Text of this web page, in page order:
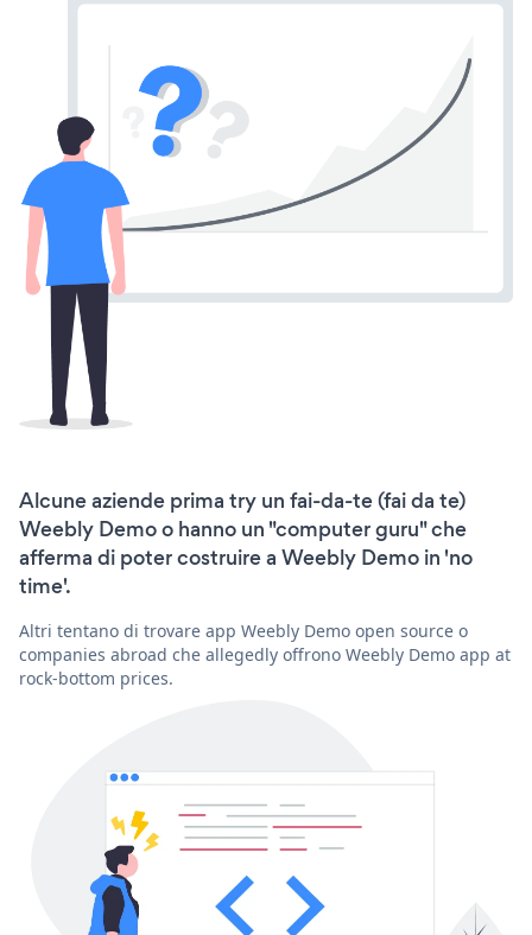
Alcune aziende prima try un fai-da-te (fai da te)
Weebly Demo o hanno un "computer guru" che
afferma di poter costruire a Weebly Demo in 'no
time'.
Altri tentano di trovare app Weebly Demo open source o
companies abroad che allegedly offrono Weebly Demo app at
rock-bottom prices.